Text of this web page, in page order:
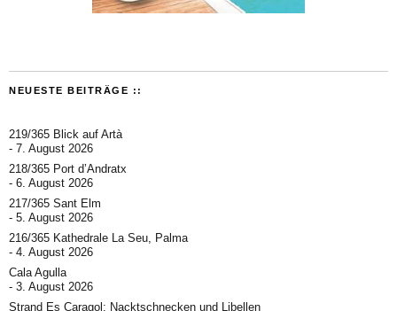
NEUESTE BEITRÄGE ::
219/365 Blick auf Artà
7. August 2026
218/365 Port d’Andratx
6. August 2026
217/365 Sant Elm
5. August 2026
216/365 Kathedrale La Seu, Palma
4. August 2026
Cala Agulla
3. August 2026
Strand Es Caragol: Nacktschnecken und Libellen